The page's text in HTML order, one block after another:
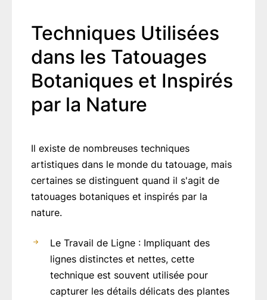
Techniques Utilisées
dans les Tatouages
Botaniques et Inspirés
par la Nature
Il existe de nombreuses techniques
artistiques dans le monde du tatouage, mais
certaines se distinguent quand il s'agit de
tatouages botaniques et inspirés par la
nature.
Le Travail de Ligne : Impliquant des
lignes distinctes et nettes, cette
technique est souvent utilisée pour
capturer les détails délicats des plantes